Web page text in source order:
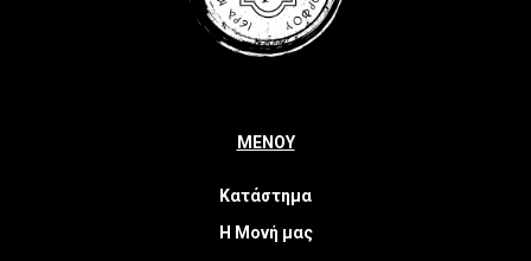
ΜΕΝΟΥ
Κατάστημα
Η Μονή μας